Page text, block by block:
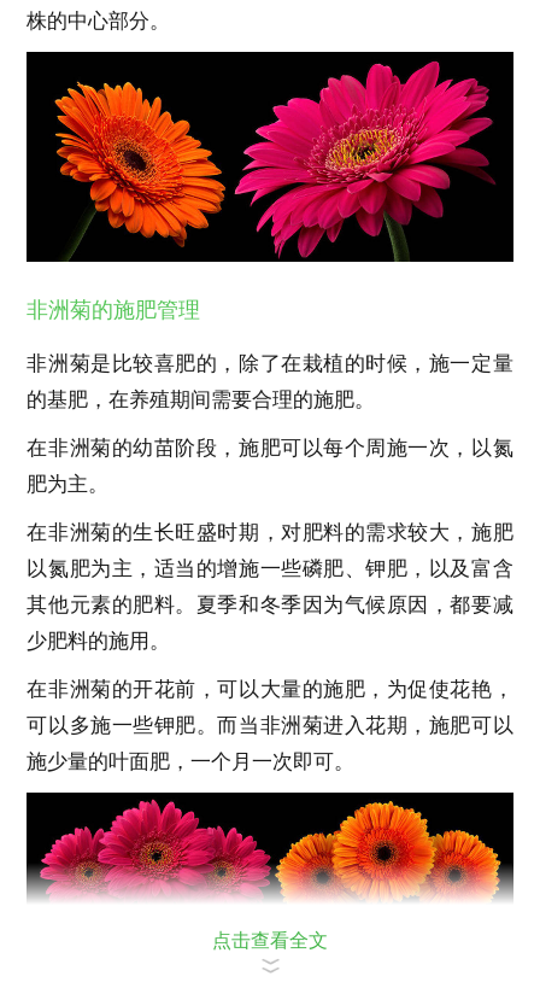
株的中心部分。
非洲菊的施肥管理
非洲菊是比较喜肥的，除了在栽植的时候，施一定量
的基肥，在养殖期间需要合理的施肥。
在非洲菊的幼苗阶段，施肥可以每个周施一次，以氮
肥为主。
在非洲菊的生长旺盛时期，对肥料的需求较大，施肥
以氮肥为主，适当的增施一些磷肥、钾肥，以及富含
其他元素的肥料。夏季和冬季因为气候原因，都要减
少肥料的施用。
在非洲菊的开花前，可以大量的施肥，为促使花艳，
可以多施一些钾肥。而当非洲菊进入花期，施肥可以
施少量的叶面肥，一个月一次即可。
点击查看全文